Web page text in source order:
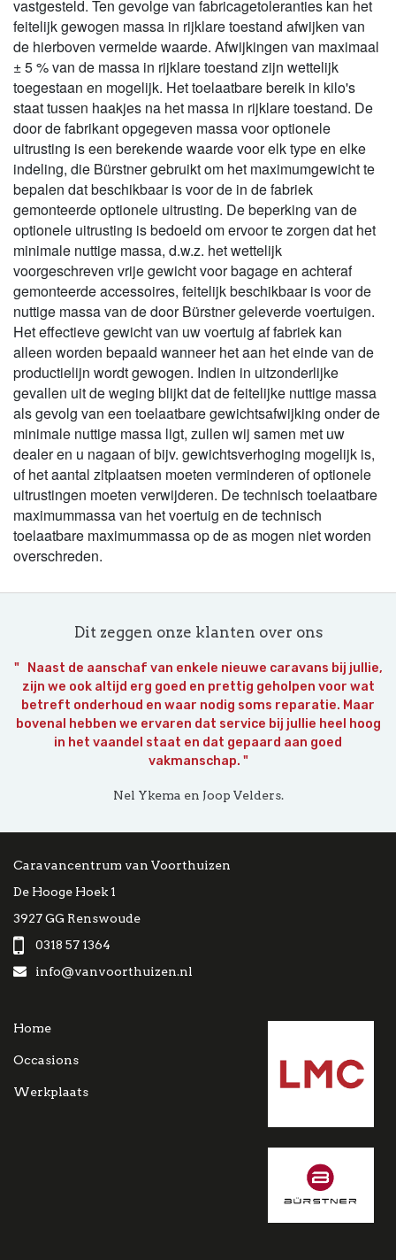
vastgesteld. Ten gevolge van fabricagetoleranties kan het
feitelijk gewogen massa in rijklare toestand afwijken van
de hierboven vermelde waarde. Afwijkingen van maximaal
± 5 % van de massa in rijklare toestand zijn wettelijk
toegestaan en mogelijk. Het toelaatbare bereik in kilo's
staat tussen haakjes na het massa in rijklare toestand. De
door de fabrikant opgegeven massa voor optionele
uitrusting is een berekende waarde voor elk type en elke
indeling, die Bürstner gebruikt om het maximumgewicht te
bepalen dat beschikbaar is voor de in de fabriek
gemonteerde optionele uitrusting. De beperking van de
optionele uitrusting is bedoeld om ervoor te zorgen dat het
minimale nuttige massa, d.w.z. het wettelijk
voorgeschreven vrije gewicht voor bagage en achteraf
gemonteerde accessoires, feitelijk beschikbaar is voor de
nuttige massa van de door Bürstner geleverde voertuigen.
Het effectieve gewicht van uw voertuig af fabriek kan
alleen worden bepaald wanneer het aan het einde van de
productielijn wordt gewogen. Indien in uitzonderlijke
gevallen uit de weging blijkt dat de feitelijke nuttige massa
als gevolg van een toelaatbare gewichtsafwijking onder de
minimale nuttige massa ligt, zullen wij samen met uw
dealer en u nagaan of bijv. gewichtsverhoging mogelijk is,
of het aantal zitplaatsen moeten verminderen of optionele
uitrustingen moeten verwijderen. De technisch toelaatbare
maximummassa van het voertuig en de technisch
toelaatbare maximummassa op de as mogen niet worden
overschreden.
Dit zeggen onze klanten over ons
" Naast de aanschaf van enkele nieuwe caravans bij jullie,
zijn we ook altijd erg goed en prettig geholpen voor wat
betreft onderhoud en waar nodig soms reparatie. Maar
bovenal hebben we ervaren dat service bij jullie heel hoog
in het vaandel staat en dat gepaard aan goed
vakmanschap. "
Nel Ykema en Joop Velders.
Caravancentrum van Voorthuizen
De Hooge Hoek 1
3927 GG Renswoude
0318 57 1364
info@vanvoorthuizen.nl
Home
Occasions
Werkplaats